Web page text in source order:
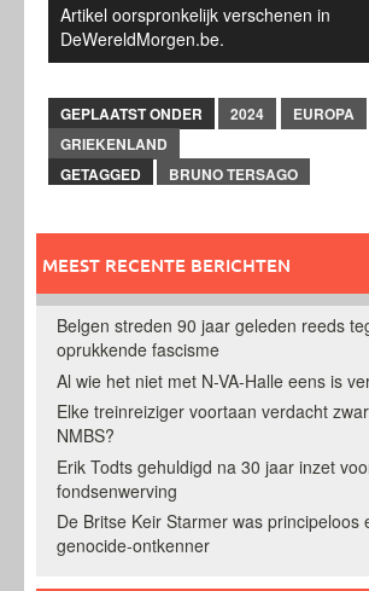
Artikel oorspronkelijk verschenen in
DeWereldMorgen.be.
GEPLAATST ONDER 2024
EUROPA
GRIEKENLAND
GETAGGED
BRUNO TERSAGO
MEEST RECENTE BERICHTEN
Belgen streden 90 jaar geleden reeds
oprukkende fascisme
Al wie het niet met N-VA-Halle eens is
Elke treinreiziger voortaan verdacht
NMBS?
Erik Todts gehuldigd na 30 jaar inzet
fondsenwerving
De Britse Keir Starmer was principeloos
genocide-ontkenner